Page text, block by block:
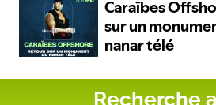
Recherche